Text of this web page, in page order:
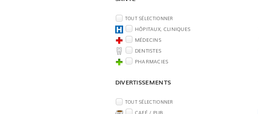
TOUT SÉLECTIONNER
HÔPITAUX, CLINIQUES
MÉDECINS
DENTISTES
PHARMACIES
DIVERTISSEMENTS
TOUT SÉLECTIONNER
CAFÉ / PUB